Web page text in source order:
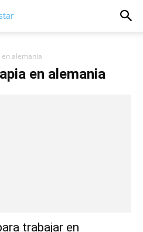
alemania
en alemania
trabajar en